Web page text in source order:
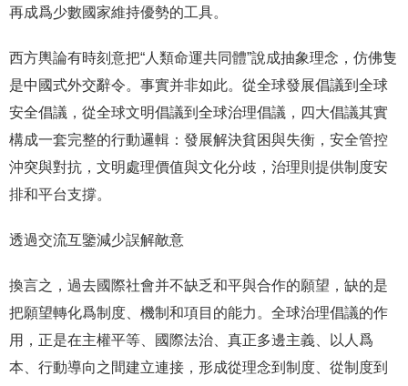
再成爲少數國家維持優勢的工具。
西方輿論有時刻意把“人類命運共同體”說成抽象理念，仿佛隻
是中國式外交辭令。事實并非如此。從全球發展倡議到全球
安全倡議，從全球文明倡議到全球治理倡議，四大倡議其實
構成一套完整的行動邏輯：發展解決貧困與失衡，安全管控
沖突與對抗，文明處理價值與文化分歧，治理則提供制度安
排和平台支撐。
透過交流互鑒減少誤解敵意
換言之，過去國際社會并不缺乏和平與合作的願望，缺的是
把願望轉化爲制度、機制和項目的能力。全球治理倡議的作
用，正是在主權平等、國際法治、真正多邊主義、以人爲
本、行動導向之間建立連接，形成從理念到制度、從制度到